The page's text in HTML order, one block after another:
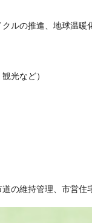
ルの推進、地球温暖
光など）
の維持管理、市営住